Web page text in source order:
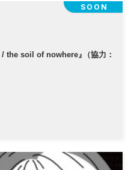
SOON
オブ 𐠜ウェアー / the soil of nowhere 』
（協力：